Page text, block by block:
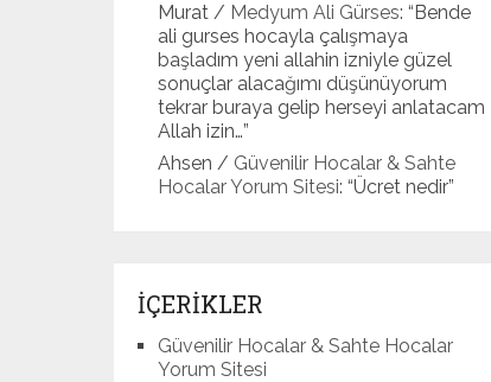
Murat / Medyum Ali Gürses: “Bende
ali gurses hocayla çalışmaya
başladım yeni allahin izniyle güzel
sonuçlar alacağımı düşünüyorum
tekrar buraya gelip herseyi anlatacam
Allah izin…”
Ahsen / Güvenilir Hocalar & Sahte
Hocalar Yorum Sitesi: “Ücret nedir”
İÇERİKLER
Güvenilir Hocalar & Sahte Hocalar
Yorum Sitesi